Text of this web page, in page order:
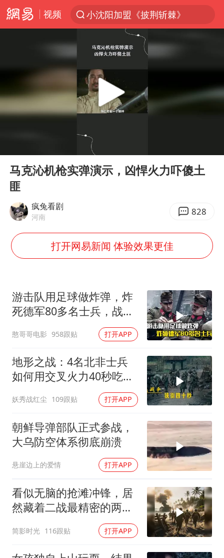
视频
小沈阳加盟《披荆斩棘》
白海豚雨量超越利奇马、巴威
人形机器人第一股
上海地铁4条线路全线停运
宇树申购 中一签有望赚20万元
白海豚路径图
武汉3名城管协管员殴打摊主被刑拘
5万小车卖不动 微型代步车集体遇冷
手机真会“偷听”我们说话吗
上半年全球新能源乘用车销量1122万台
加沙约14万栋建筑被完全摧毁
从科技创新看开局起步的时与势
Play
马克沁机枪实弹演示，凶悍火力吓傻土
匪
疯兔看剧
河南 828
打开网易新闻 体验效果更佳
游击队用足球做炸弹，炸
死德军80多名士兵，战争
憨哥哥电影 958跟贴 打开APP
地形之战：4名北非士兵
如何用交叉火力40秒吃掉
妖秀战红尘 109跟贴 打开APP
朝鲜导弹部队正式参战，
大乌防空体系彻底崩溃
悬崖边上的爱情 打开APP
看似无脑的抢滩冲锋，居
然藏着二战最精密的两栖
简影时光 116跟贴 打开APP